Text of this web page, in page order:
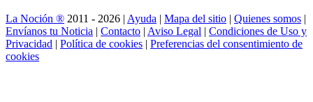
La Noción ® 2011 - 2026 | Ayuda | Mapa del sitio | Quienes somos |
Envíanos tu Noticia | Contacto | Aviso Legal | Condiciones de Uso y
Privacidad | Política de cookies | Preferencias del consentimiento de
cookies